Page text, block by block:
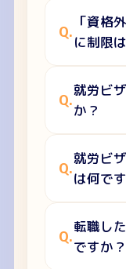
Q.
「資格
に制限
Q.
就労ビ
か？
Q.
就労ビ
は何で
Q.
転職し
ですか？